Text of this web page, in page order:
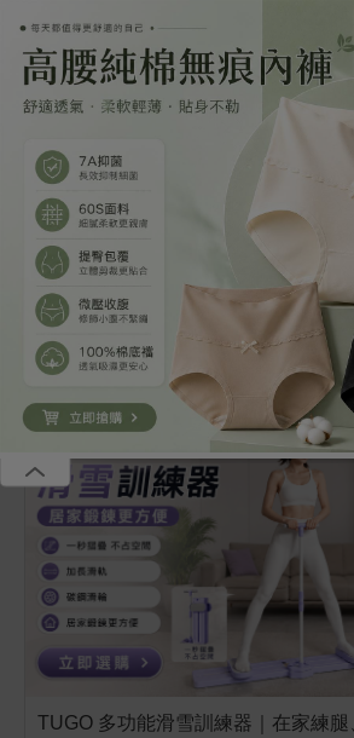
恭喜張**成為年卡VIP享全站無廣告、聽書等多重福利
恭喜葉**成為年卡VIP享全站無廣告、聽書等多重福利
恭喜李**成為年卡VIP享全站無廣告、聽書等多重福利
恭喜李**成為年卡VIP享全站無廣告、聽書等多重福利
碎片會員 季卡39.00美金，年卡69.00美金，全站免廣
聽，獨享VIP小說，免費贈送福利站、短劇站、漫畫站
全部
誤把死對頭當老公 第8章
《誤把死對頭當老公
TUGO 多功能滑雪訓練器｜在家練